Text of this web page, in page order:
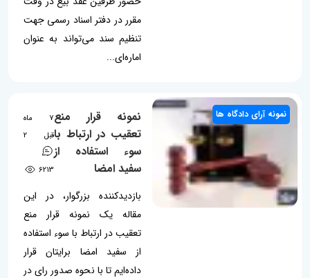
مقرر در دفتر اسناد رسمی جهت
تنظیم سند می‌تواند به عنوان
اماره‌ای...
نمونه آرای دادگاه ها
نمونه قرار منع
تعقیب در ارتباط با
سوء استفاده از
سفید امضا
7 ماه
قبل
2
6213
بازدیدکننده بزرگوار، در این
مقاله یک نمونه قرار منع
تعقیب در ارتباط با سوء استفاده
از سفید امضا برایتان قرار
داده‌ایم تا با نحوه صدور رای در